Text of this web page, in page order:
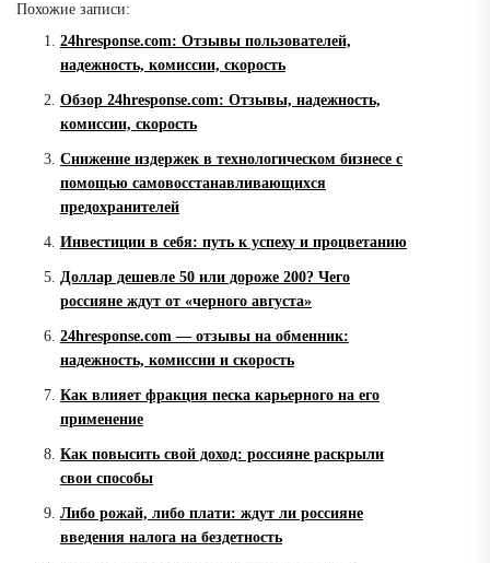
Похожие записи:
24hresponse.com: Отзывы пользователей,
надежность, комиссии, скорость
Обзор 24hresponse.com: Отзывы, надежность,
комиссии, скорость
Снижение издержек в технологическом бизнесе с
помощью самовосстанавливающихся
предохранителей
Инвестиции в себя: путь к успеху и процветанию
Доллар дешевле 50 или дороже 200? Чего
россияне ждут от «черного августа»
24hresponse.com — отзывы на обменник:
надежность, комиссии и скорость
Как влияет фракция песка карьерного на его
применение
Как повысить свой доход: россияне раскрыли
свои способы
Либо рожай, либо плати: ждут ли россияне
введения налога на бездетность